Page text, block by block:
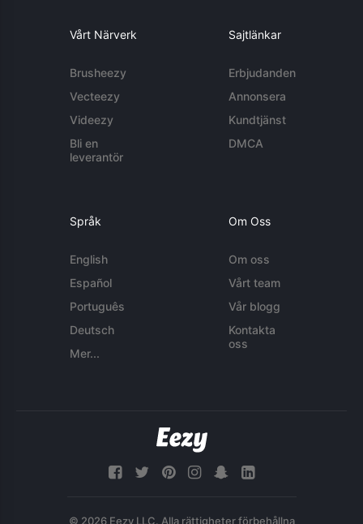
Vårt Närverk
Brusheezy
Vecteezy
Videezy
Bli en
leverantör
Sajtlänkar
Erbjudanden
Annonsera
Kundtjänst
DMCA
Språk
English
Español
Português
Deutsch
Mer...
Om Oss
Om oss
Vårt team
Vår blogg
Kontakta
oss
© 2026 Eezy LLC. Alla rättigheter förbehållna